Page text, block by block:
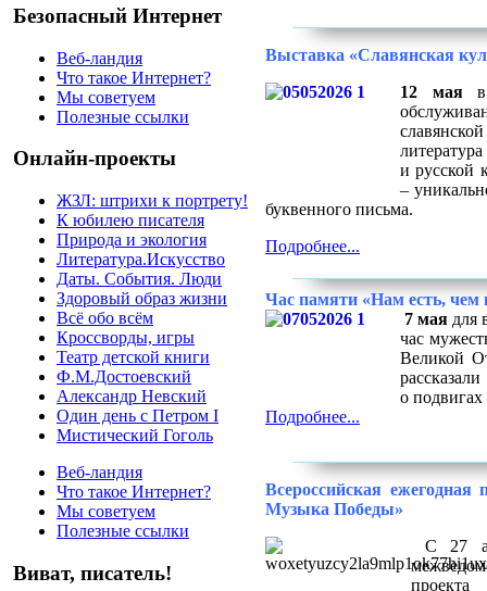
Безопасный Интернет
Веб-ландия
Что такое Интернет?
Мы советуем
Полезные ссылки
Онлайн-проекты
ЖЗЛ: штрихи к портрету!
К юбилею писателя
Природа и экология
Литература.Искусство
Даты. События. Люди
Здоровый образ жизни
Всё обо всём
Кроссворды, игры
Театр детской книги
Ф.М.Достоевский
Александр Невский
Один день с Петром I
Мистический Гоголь
Веб-ландия
Что такое Интернет?
Мы советуем
Полезные ссылки
Виват, писатель!
Выставка «Славянская
12 маяв
и русской
–
буквенного письма.
Подробнее...
Час памяти «Нам есть, чем
7 мая для
час
Великой
о
Подробнее...
Всероссийская ежегодная
Музыка Победы»
С 27